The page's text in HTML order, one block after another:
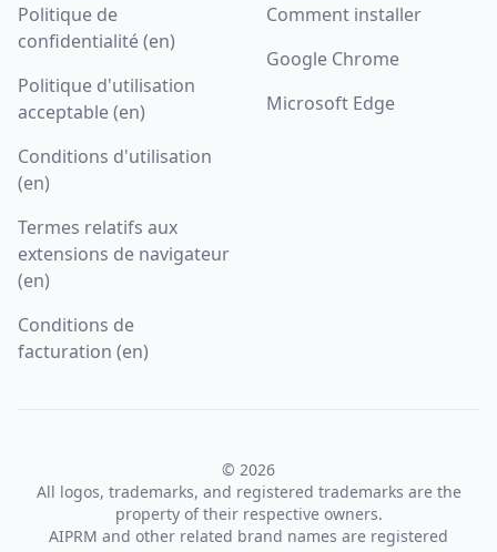
Politique de
confidentialité (en)
Politique d'utilisation
acceptable (en)
Conditions d'utilisation
(en)
Termes relatifs aux
extensions de navigateur
(en)
Conditions de
facturation (en)
Comment installer
Google Chrome
Microsoft Edge
© 2026
All logos, trademarks, and registered trademarks are the
property of their respective owners.
AIPRM and other related brand names are registered